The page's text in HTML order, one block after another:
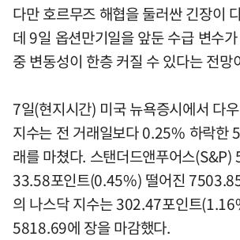
다만 호르무즈 해협을 둘러싼 긴장이
데 9일 옵션만기일을 앞둔 수급 변수
중 변동성이 한층 커질 수 있다는 전망
7일(현지시간) 미국 뉴욕증시에서 다
지수는 전 거래일보다 0.25% 하락한
래를 마쳤다. 스탠더드앤푸어스(S&P)
33.58포인트(0.45%) 떨어진
의 나스닥 지수는 302.47포인트
5818.69에 장을 마감했다.